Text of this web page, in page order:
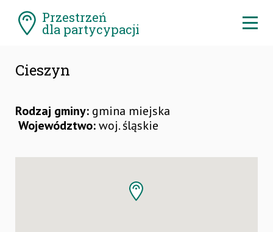
menu
Przestrzeń
dla partycypacji
Cieszyn
Rodzaj gminy: gmina miejska
Województwo:woj. śląskie